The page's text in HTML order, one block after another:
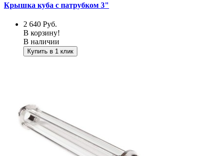
Крышка куба с патрубком 3"
2 640 Руб.
В корзину!
В наличии
Купить в 1 клик